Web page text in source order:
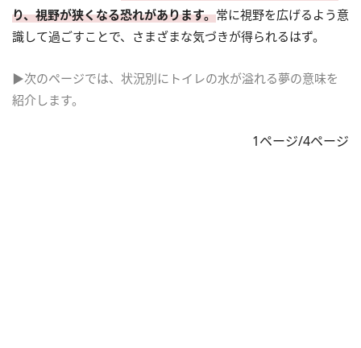
り、視野が狭くなる恐れがあります。常に視野を広げるよう意
識して過ごすことで、さまざまな気づきが得られるはず。
▶次のページでは、状況別にトイレの水が溢れる夢の意味を
紹介します。
1ページ/4ページ